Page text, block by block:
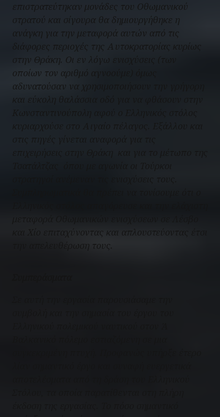
επιστρατεύτηκαν μονάδες του Οθωμανικού
στρατού και σίγουρα θα δημιουργήθηκε η
ανάγκη για την μεταφορά αυτών από τις
διάφορες περιοχές της Αυτοκρατορίας κυρίως
στην Θράκη. Οι εν λόγω ενισχύσεις (των
οποίων τον αριθμό αγνοούμε) όμως
αδυνατούσαν να χρησιμοποιήσουν την γρήγορη
και εύκολη θαλάσσια οδό για να φθάσουν στην
και Χίο επιταχύνοντας και απλουστεύοντας έτσι
την απελευθέρωση τους.